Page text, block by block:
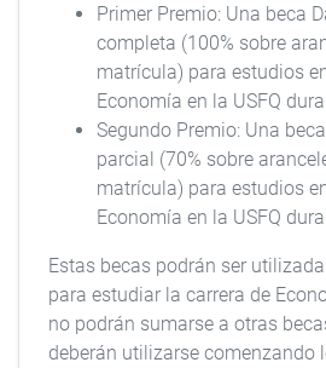
Primer Premio: Una beca
completa (100% sobre
matrícula) para estudios
Economía en la USFQ
Segundo Premio: Una
parcial (70% sobre
matrícula) para estudios
Economía en la USFQ
Estas becas podrán ser
para estudiar la carrera de
no podrán sumarse a otras
deberán utilizarse comenzando